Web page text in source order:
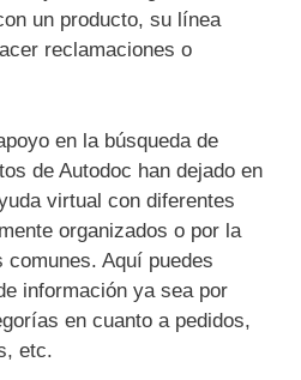
un producto, su línea
reclamaciones o
en la búsqueda de
de Autodoc han dejado en
virtual con diferentes
organizados o por la
Aquí puedes
información ya sea por
en cuanto a pedidos,
etc.